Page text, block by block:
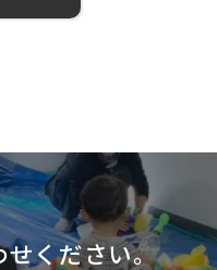
せください。